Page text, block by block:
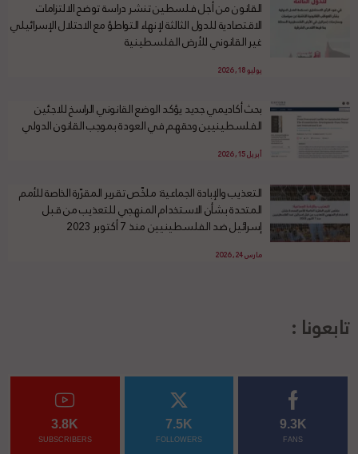
القانون من أجل فلسطين تنشر دراسة توضح الالتزامات
الاقتصادية للدول الثالثة لإنهاء التواطؤ مع الاحتلال الإسرائيلي
غير القانوني للأرض الفلسطينية
يوليو 18, 2026
بحث أكاديمي جديد يؤكد الوضع القانوني الراسخ للاجئين
الفلسطينيين وحقهم في العودة بموجب القانون الدولي
أبريل 15, 2026
التعذيب والإبادة الجماعية: ملخّص تقرير المقرّرة الخاصة للأمم
المتحدة بشأن الاستخدام المنهجي للتعذيب من قبل
إسرائيل ضد الفلسطينيين منذ 7 أكتوبر 2023
مارس 24, 2026
تابعونا :
9.3K
FANS
7.5K
FOLLOWERS
3.8K
SUBSCRIBERS